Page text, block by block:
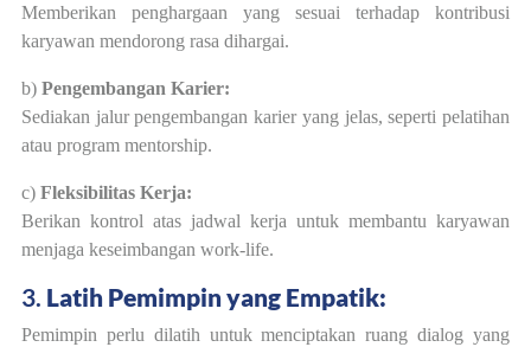
Memberikan penghargaan yang sesuai terhadap kontribusi
karyawan mendorong rasa dihargai.
b) Pengembangan Karier:
Sediakan jalur pengembangan karier yang jelas, seperti pelatihan
atau program mentorship.
c) Fleksibilitas Kerja:
Berikan kontrol atas jadwal kerja untuk membantu karyawan
menjaga keseimbangan work-life.
3. Latih Pemimpin yang Empatik:
Pemimpin perlu dilatih untuk menciptakan ruang dialog yang